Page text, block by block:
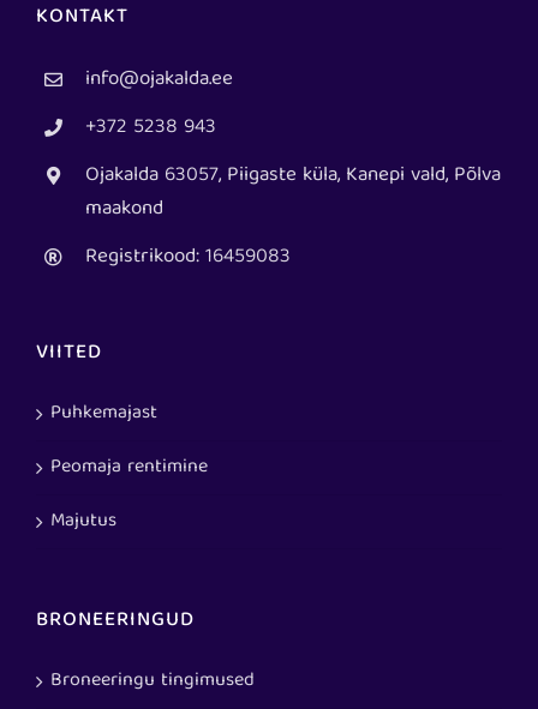
KONTAKT
info@ojakalda.ee
+372 5238 943
Ojakalda 63057, Piigaste küla, Kanepi vald, Põlva
maakond
Registrikood: 16459083
VIITED
Puhkemajast
Peomaja rentimine
Majutus
BRONEERINGUD
Broneeringu tingimused